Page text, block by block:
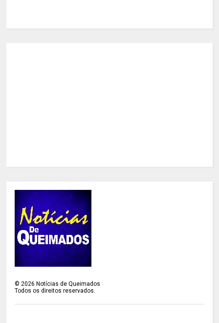
© 2026 Notícias de Queimados
Todos os direitos reservados.